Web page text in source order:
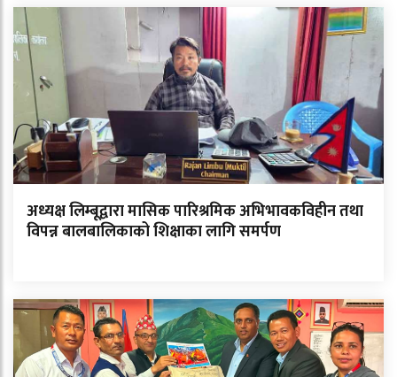
अध्यक्ष लिम्बूद्वारा मासिक पारिश्रमिक अभिभावकविहीन तथा
विपन्न बालबालिकाको शिक्षाका लागि समर्पण